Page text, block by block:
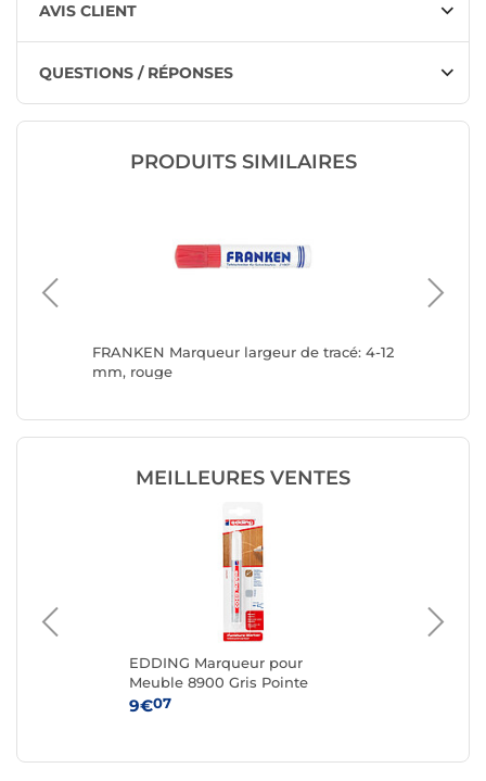
AVIS CLIENT
QUESTIONS / RÉPONSES
PRODUITS SIMILAIRES
FRANKEN Marqueur largeur de tracé: 4-12
mm, rouge
MEILLEURES VENTES
EDDING Marqueur pour
Meuble 8900 Gris Pointe
Ronde 1,5-2 mm
9€07